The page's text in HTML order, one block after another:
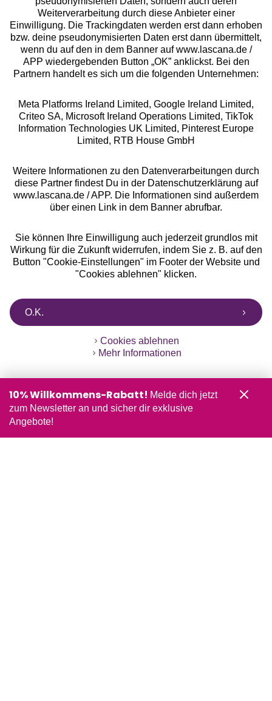
Über uns
Rechtliches
Alle Preise inkl. MwSt., zzgl.
Versandkosten
** Bonität vorausgesetzt, berechtigt zur Bonitätsprüfung
Weiterverarbeitung durch diese Anbieter einer
Einwilligung. Die Trackingdaten werden erst dann erhoben
bzw. deine pseudonymisierten Daten erst dann übermittelt,
wenn du auf den in dem Banner auf www.lascana.de /
APP wiedergebenden Button „OK” anklickst. Bei den
Partnern handelt es sich um die folgenden Unternehmen:
Meta Platforms Ireland Limited, Google Ireland Limited,
Criteo SA, Microsoft Ireland Operations Limited, TikTok
Information Technologies UK Limited, Pinterest Europe
Limited, RTB House GmbH
Weitere Informationen zu den Datenverarbeitungen durch
diese Partner findest Du in der Datenschutzerklärung auf
www.lascana.de / APP. Die Informationen sind außerdem
über einen Link in dem Banner abrufbar.
Sie können Ihre Einwilligung auch jederzeit grundlos mit
Wirkung für die Zukunft widerrufen, indem Sie z. B. auf den
Button "Cookie-Einstellungen" im Footer der Website und
"Cookies ablehnen" klicken.
O.K.
Cookies ablehnen
Mehr Informationen
10% Willkommens-Rabatt! Melde dich jetzt
zum Newsletter an und sicher dir exklusive
Angebote!